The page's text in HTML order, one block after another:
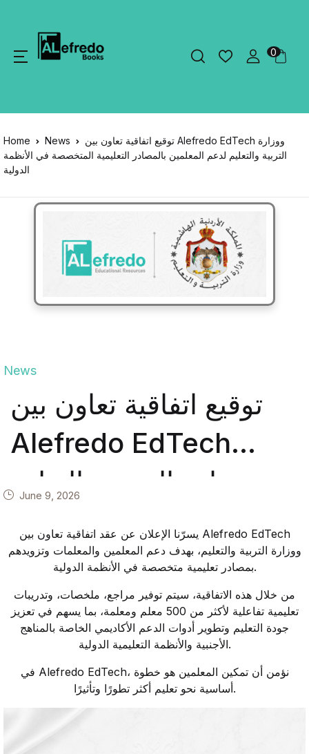
0
Home News
توقيع اتفاقية تعاون بين Alefredo EdTech ووزارة
التربية والتعليم لدعم المعلمين بالمصادر التعليمية المتخصصة في الأنظمة
الدولية
News
توقيع اتفاقية تعاون بين
Alefredo EdTech
ووزارة التربية والتعليم
لدعم المعلمين بالمصادر
التعليمية المتخصصة في
الأنظمة الدولية
June 9, 2026
يسرّنا الإعلان عن عقد اتفاقية تعاون بين Alefredo EdTech
ووزارة التربية والتعليم، بهدف دعم المعلمين والمعلمات وتزويدهم
بمصادر تعليمية متخصصة في الأنظمة الدولية.
من خلال هذه الاتفاقية، سيتم توفير مراجع، ملخصات، وتدريبات
تعليمية تفاعلية لأكثر من 500 معلم ومعلمة، بما يسهم في تعزيز
جودة التعليم وتطوير أدوات الدعم الأكاديمي الخاصة بالمناهج
الأجنبية والأنظمة التعليمية الدولية.
في Alefredo EdTech، نؤمن أن تمكين المعلمين هو خطوة
أساسية نحو تعليم أكثر تطورًا وتأثيرًا.